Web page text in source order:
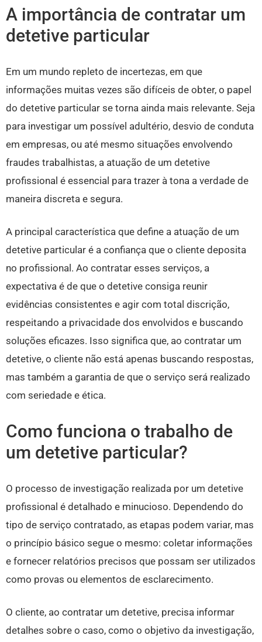
A importância de contratar um
detetive particular
Em um mundo repleto de incertezas, em que
informações muitas vezes são difíceis de obter, o papel
do detetive particular se torna ainda mais relevante. Seja
para investigar um possível adultério, desvio de conduta
em empresas, ou até mesmo situações envolvendo
fraudes trabalhistas, a atuação de um detetive
profissional é essencial para trazer à tona a verdade de
maneira discreta e segura.
A principal característica que define a atuação de um
detetive particular é a confiança que o cliente deposita
no profissional. Ao contratar esses serviços, a
expectativa é de que o detetive consiga reunir
evidências consistentes e agir com total discrição,
respeitando a privacidade dos envolvidos e buscando
soluções eficazes. Isso significa que, ao contratar um
detetive, o cliente não está apenas buscando respostas,
mas também a garantia de que o serviço será realizado
com seriedade e ética.
Como funciona o trabalho de
um detetive particular?
O processo de investigação realizada por um detetive
profissional é detalhado e minucioso. Dependendo do
tipo de serviço contratado, as etapas podem variar, mas
o princípio básico segue o mesmo: coletar informações
e fornecer relatórios precisos que possam ser utilizados
como provas ou elementos de esclarecimento.
O cliente, ao contratar um detetive, precisa informar
detalhes sobre o caso, como o objetivo da investigação,